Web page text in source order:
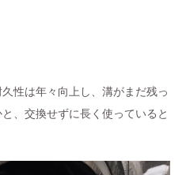
性は年々向上し、溝がまだ残っ
、交換せずに長く使っていると